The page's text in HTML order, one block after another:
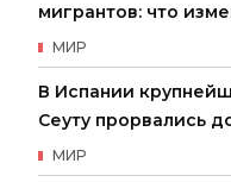
мигрантов: что
МИР
В Испании
Сеуту прорвались
МИР